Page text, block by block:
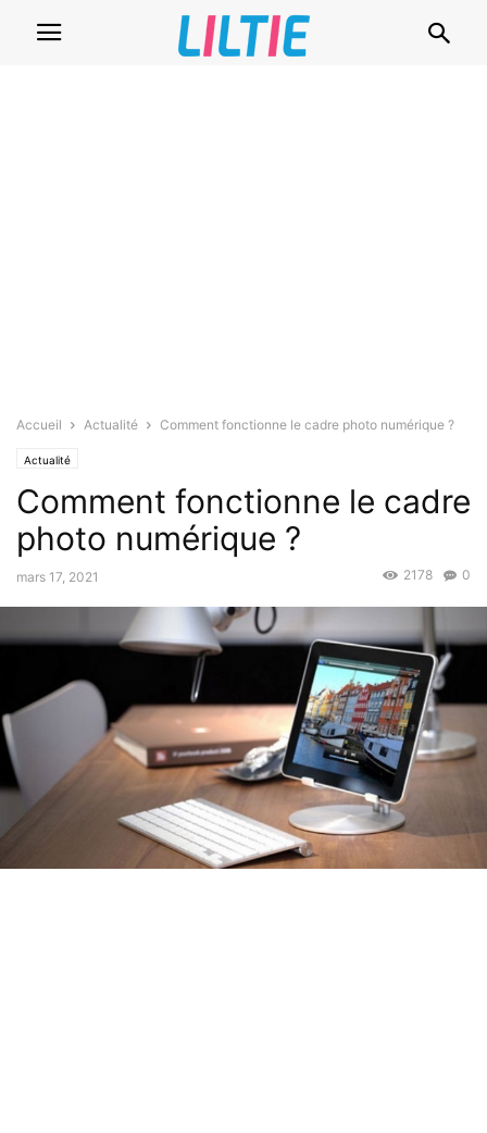
Accueil Actualité Comment fonctionne le cadre photo numérique ?
Actualité
Comment fonctionne le cadre
photo numérique ?
mars 17, 2021 0
2178